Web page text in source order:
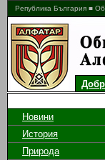
Република България ■
Новини
История
Природа